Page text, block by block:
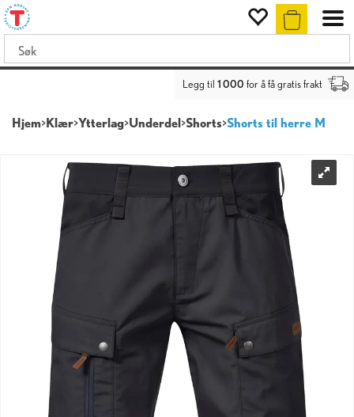
Legg til 1 000 for å få gratis frakt
Hjem>Klær>Ytterlag>Underdel>Shorts>Shorts til herre M